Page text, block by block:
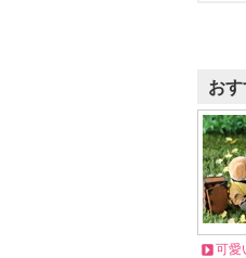
お
可愛